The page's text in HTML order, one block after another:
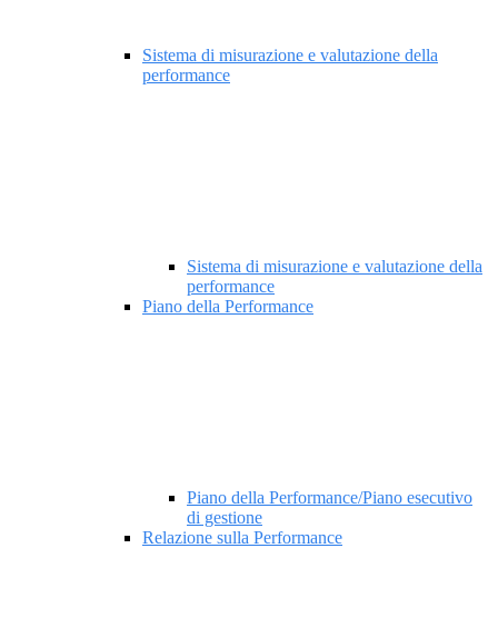
Sistema di misurazione e valutazione della
performance
Sistema di misurazione e valutazione della
performance
Piano della Performance
Piano della Performance/Piano esecutivo
di gestione
Relazione sulla Performance